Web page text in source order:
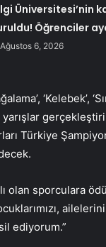
Üniversitesi’nin
Öğrenciler
Ağustos 6, 2026
‘Kelebek’,
Türkiye
olan sporculara
ediyorum.”